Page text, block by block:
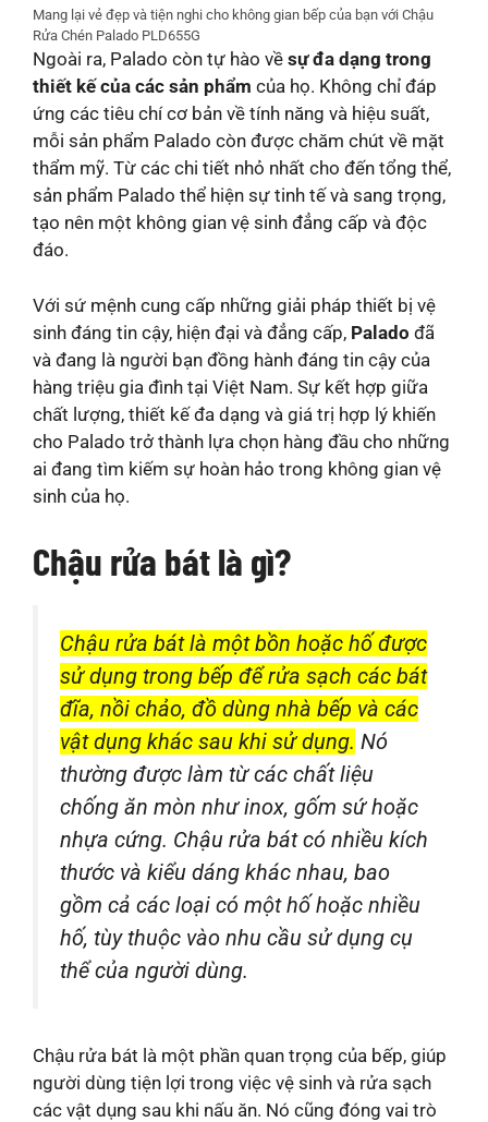
Mang lại vẻ đẹp và tiện nghi cho không gian bếp của bạn với Chậu
Rửa Chén Palado PLD655G
Ngoài ra, Palado còn tự hào về sự đa dạng trong
thiết kế của các sản phẩm của họ. Không chỉ đáp
ứng các tiêu chí cơ bản về tính năng và hiệu suất,
mỗi sản phẩm Palado còn được chăm chút về mặt
thẩm mỹ. Từ các chi tiết nhỏ nhất cho đến tổng thể,
sản phẩm Palado thể hiện sự tinh tế và sang trọng,
tạo nên một không gian vệ sinh đẳng cấp và độc
đáo.
Với sứ mệnh cung cấp những giải pháp thiết bị vệ
sinh đáng tin cậy, hiện đại và đẳng cấp, Palado đã
và đang là người bạn đồng hành đáng tin cậy của
hàng triệu gia đình tại Việt Nam. Sự kết hợp giữa
chất lượng, thiết kế đa dạng và giá trị hợp lý khiến
cho Palado trở thành lựa chọn hàng đầu cho những
ai đang tìm kiếm sự hoàn hảo trong không gian vệ
sinh của họ.
Chậu rửa bát là gì?
Chậu rửa bát là một bồn hoặc hố được
sử dụng trong bếp để rửa sạch các bát
đĩa, nồi chảo, đồ dùng nhà bếp và các
vật dụng khác sau khi sử dụng. Nó
thường được làm từ các chất liệu
chống ăn mòn như inox, gốm sứ hoặc
nhựa cứng. Chậu rửa bát có nhiều kích
thước và kiểu dáng khác nhau, bao
gồm cả các loại có một hố hoặc nhiều
hố, tùy thuộc vào nhu cầu sử dụng cụ
thể của người dùng.
Chậu rửa bát là một phần quan trọng của bếp, giúp
người dùng tiện lợi trong việc vệ sinh và rửa sạch
các vật dụng sau khi nấu ăn. Nó cũng đóng vai trò